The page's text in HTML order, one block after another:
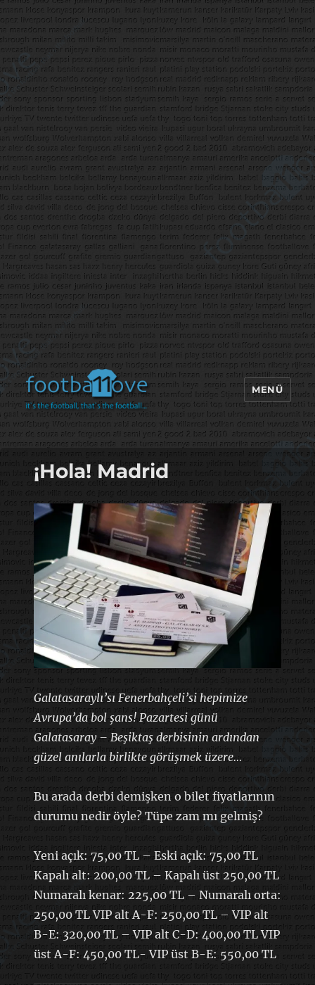
footbaLLove
MENÜ
¡Hola! Madrid
Galatasaraylı’sı Fenerbahçeli’si hepimize
Avrupa’da bol şans! Pazartesi günü
Galatasaray – Beşiktaş derbisinin ardından
güzel anılarla birlikte görüşmek üzere…
Bu arada derbi demişken o bilet fiyatlarının
durumu nedir öyle? Tüpe zam mı gelmiş?
Yeni açık: 75,00 TL – Eski açık: 75,00 TL
Kapalı alt: 200,00 TL – Kapalı üst 250,00 TL
Numaralı kenar: 225,00 TL – Numaralı orta:
250,00 TL VIP alt A-F: 250,00 TL – VIP alt
B-E: 320,00 TL – VIP alt C-D: 400,00 TL VIP
üst A-F: 450,00 TL- VIP üst B-E: 550,00 TL